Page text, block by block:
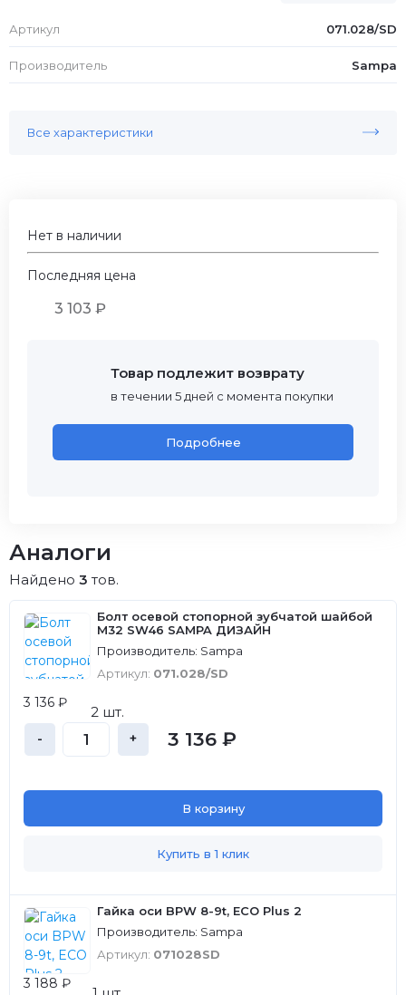
Артикул 071.028/SD
Производитель Sampa
Все характеристики
Нет в наличии
Последняя цена
3 103 ₽
Товар подлежит возврату
в течении 5 дней с момента покупки
Подробнее
Аналоги
Найдено 3 тов.
Болт осевой стопорной зубчатой шайбой
M32 SW46 SAMPA ДИЗАЙН
Производитель: Sampa
Артикул: 071.028/SD
3 136 ₽
2 шт.
- + 3 136 ₽
В корзину
Купить в 1 клик
Гайка оси BPW 8-9t, ECO Plus 2
Производитель: Sampa
Артикул: 071028SD
3 188 ₽